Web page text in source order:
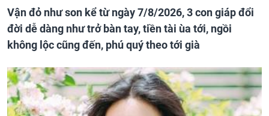
Vận đỏ như son kể từ ngày 7/8/2026, 3 con giáp đổi
đời dễ dàng như trở bàn tay, tiền tài ùa tới, ngồi
không lộc cũng đến, phú quý theo tới già